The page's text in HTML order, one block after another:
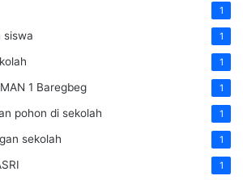
1
siswa 1
1
1 Baregbeg 1
pohon di sekolah 1
sekolah 1
1